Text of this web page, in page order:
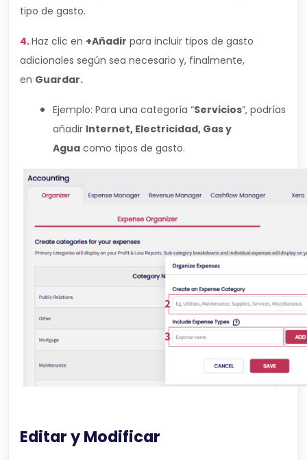
tipo de gasto.
4.Haz clic en +Añadir para incluir tipos de gasto
adicionales según sea necesario y, finalmente,
en Guardar.
Ejemplo: Para una categoría “Servicios”, podrías
añadir Internet, Electricidad, Gas y
Agua como tipos de gasto.
Editar y Modificar